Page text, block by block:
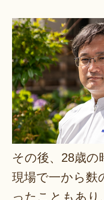
その後、28歳
現場で一から麩
ったこともあ